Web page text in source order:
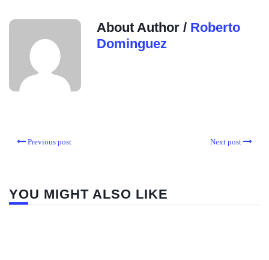
About Author / Roberto
Dominguez
Previous post Next post
YOU MIGHT ALSO LIKE